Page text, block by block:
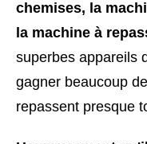
chemises, la
la machine à
superbes appareils
gagner beaucoup
repassent presque